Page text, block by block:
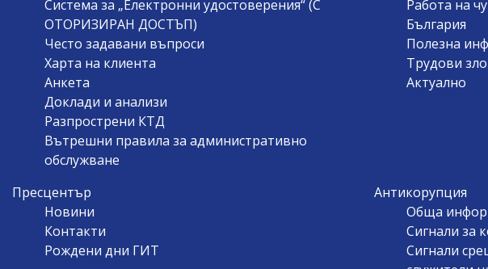
Система за „Електронни удостоверения“ (С
ОТОРИЗИРАН ДОСТЪП)
Често задавани въпроси
Харта на клиента
Анкета
Доклади и анализи
Разпрострени КТД
Вътрешни правила за административно
обслужване
Работа на
България
Полезна
Трудови
Актуално
Пресцентър
Новини
Контакти
Рождени дни ГИТ
Антикорупция
Обща
Сигнали за
Сигнали